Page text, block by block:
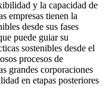
y la capacidad de
empresas tienen la
desde sus fases
puede guiar su
sostenibles desde el
procesos de
grandes corporaciones
en etapas posteriores